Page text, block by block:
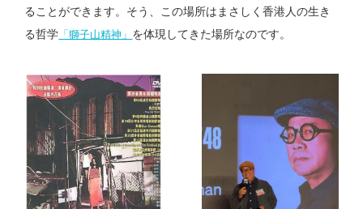
ることができます。そう、この場所はまさしく香港人の生き
る哲学 「獅子山精神」 を体現してきた場所なのです。